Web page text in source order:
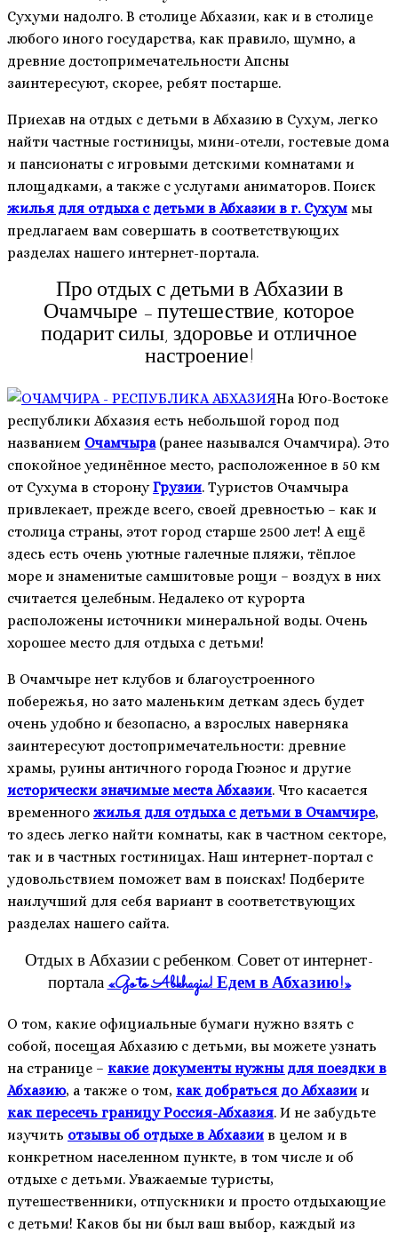
Сухуми надолго. В столице Абхазии, как и в столице
любого иного государства, как правило, шумно, а
древние достопримечательности Апсны
заинтересуют, скорее, ребят постарше.
Приехав на отдых с детьми в Абхазию в Сухум, легко
найти частные гостиницы, мини-отели, гостевые дома
и пансионаты с игровыми детскими комнатами и
площадками, а также с услугами аниматоров. Поиск
жилья для отдыха с детьми в Абхазии в г. Сухум мы
предлагаем вам совершать в соответствующих
разделах нашего интернет-портала.
Про отдых с детьми в Абхазии в
Очамчыре – путешествие, которое
подарит силы, здоровье и отличное
настроение!
На Юго-Востоке
республики Абхазия есть небольшой город под
названием Очамчыра(ранее назывался Очамчира). Это
спокойное уединённое место, расположенное в 50 км
от Сухума в сторонуГрузии. Туристов Очамчыра
привлекает, прежде всего, своей древностью – как и
столица страны, этот город старше 2500 лет! А ещё
здесь есть очень уютные галечные пляжи, тёплое
море и знаменитые самшитовые рощи – воздух в них
считается целебным. Недалеко от курорта
расположены источники минеральной воды. Очень
хорошее место для отдыха с детьми!
В Очамчыре нет клубов и благоустроенного
побережья, но зато маленьким деткам здесь будет
очень удобно и безопасно, а взрослых наверняка
заинтересуют достопримечательности: древние
храмы, руины античного города Гюэнос и другие
исторически значимые места Абхазии. Что касается
временного жилья для отдыха с детьми в Очамчире,
то здесь легко найти комнаты, как в частном секторе,
так и в частных гостиницах. Наш интернет-портал с
удовольствием поможет вам в поисках! Подберите
наилучший для себя вариант в соответствующих
разделах нашего сайта.
Отдых в Абхазии с ребенком. Совет от интернет-
портала«Go to Abkhazia! Едем в Абхазию!»
О том, какие официальные бумаги нужно взять с
собой, посещая Абхазию с детьми, вы можете узнать
на странице – какие документы нужны для поездки в
Абхазию, а также о том, как добраться до Абхазии и
как пересечь границу Россия-Абхазия. И не забудьте
изучить отзывы об отдыхе в Абхазии в целом и в
конкретном населенном пункте, в том числе и об
отдыхе с детьми. Уважаемые туристы,
путешественники, отпускники и просто отдыхающие
с детьми! Каков бы ни был ваш выбор, каждый из